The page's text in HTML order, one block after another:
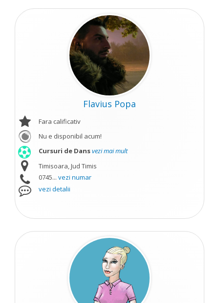
Flavius Popa
Fara calificativ
Nu e disponibil acum!
Cursuri de Dansvezi mai mult
Timisoara, Jud Timis
0745... vezi numar
vezi detalii